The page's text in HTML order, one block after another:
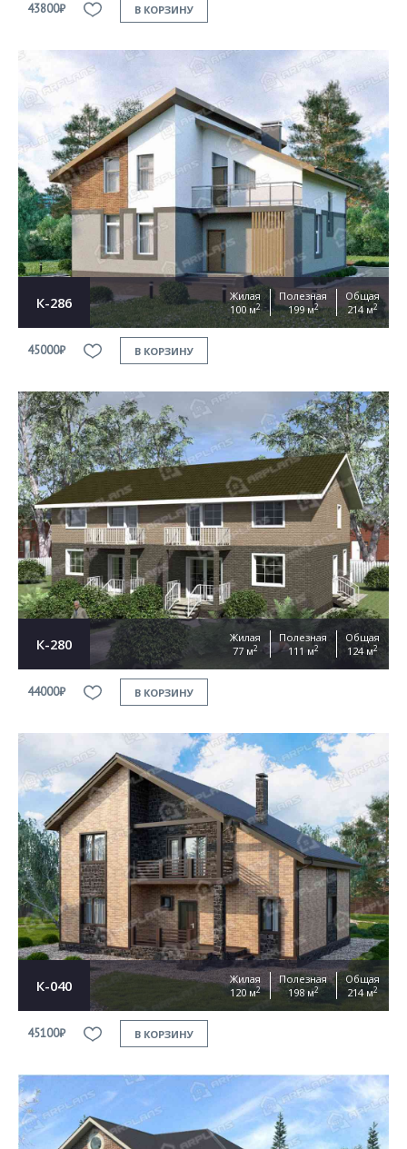
43800₽ В КОРЗИНУ
К-286
Жилая
100 м2
Полезная
199 м2
Общая
214 м2
45000₽ В КОРЗИНУ
К-280
Жилая
77 м2
Полезная
111 м2
Общая
124 м2
44000₽ В КОРЗИНУ
К-040
Жилая
120 м2
Полезная
198 м2
Общая
214 м2
45100₽ В КОРЗИНУ